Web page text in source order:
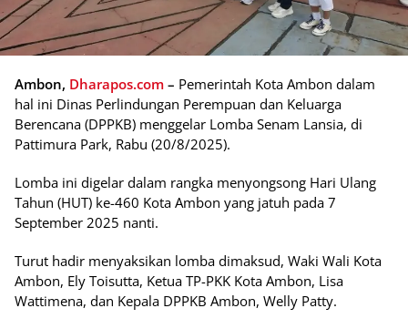
Ambon, Dharapos.com – Pemerintah Kota Ambon dalam
hal ini Dinas Perlindungan Perempuan dan Keluarga
Berencana (DPPKB) menggelar Lomba Senam Lansia, di
Pattimura Park, Rabu (20/8/2025).
Lomba ini digelar dalam rangka menyongsong Hari Ulang
Tahun (HUT) ke-460 Kota Ambon yang jatuh pada 7
September 2025 nanti.
Turut hadir menyaksikan lomba dimaksud, Waki Wali Kota
Ambon, Ely Toisutta, Ketua TP-PKK Kota Ambon, Lisa
Wattimena, dan Kepala DPPKB Ambon, Welly Patty.